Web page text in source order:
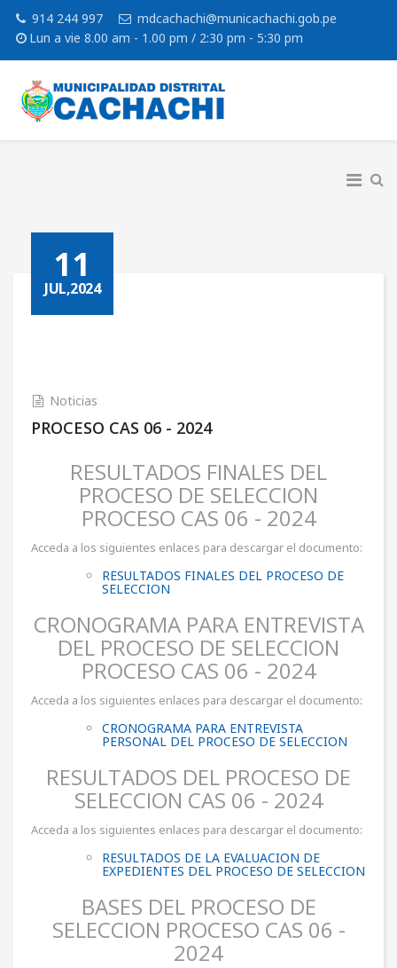
914 244 997
mdcachachi@municachachi.gob.pe
Lun a vie 8.00 am - 1.00 pm / 2:30 pm - 5:30 pm
11
JUL,2024
Noticias
PROCESO CAS 06 - 2024
RESULTADOS FINALES DEL
PROCESO DE SELECCION
PROCESO CAS 06 - 2024
Acceda a los siguientes enlaces para descargar el documento:
RESULTADOS FINALES DEL PROCESO DE
SELECCION
CRONOGRAMA PARA ENTREVISTA
DEL PROCESO DE SELECCION
PROCESO CAS 06 - 2024
Acceda a los siguientes enlaces para descargar el documento:
CRONOGRAMA PARA ENTREVISTA
PERSONAL DEL PROCESO DE SELECCION
RESULTADOS DEL PROCESO DE
SELECCION CAS 06 - 2024
Acceda a los siguientes enlaces para descargar el documento:
RESULTADOS DE LA EVALUACION DE
EXPEDIENTES DEL PROCESO DE SELECCION
BASES DEL PROCESO DE
SELECCION PROCESO CAS 06 -
2024